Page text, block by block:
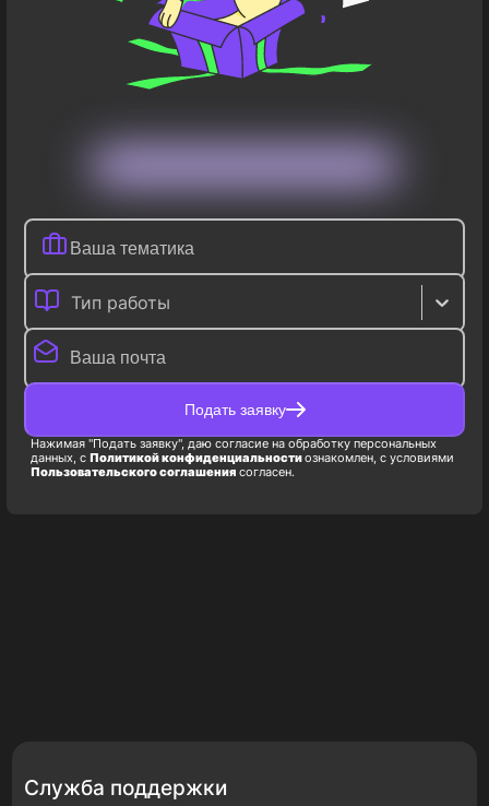
Тип работы
Подать заявку
Нажимая "Подать заявку", даю согласие на обработку персональных
данных, с Политикой конфиденциальностиознакомлен, с условиями
Пользовательского соглашения согласен.
Служба поддержки